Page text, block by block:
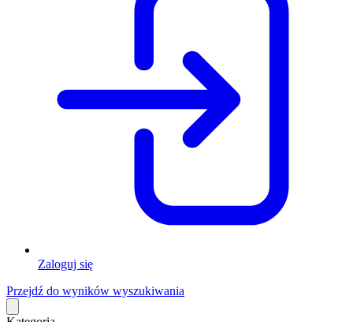
Zaloguj się
Przejdź do wyników wyszukiwania